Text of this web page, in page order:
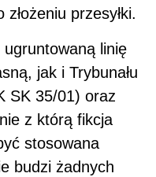
przesyłki.
ugruntowaną linię
jak i Trybunału
SK 35/01) oraz
z którą fikcja
stosowana
budzi żadnych